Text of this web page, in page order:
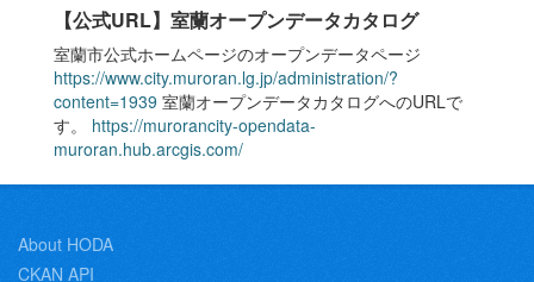
【公式URL】室蘭オープンデータカタログ
室蘭市公式ホームページのオープンデータページ
https://www.city.muroran.lg.jp/administration/?
content=1939 室蘭オープンデータカタログへのURLで
す。 https://murorancity-opendata-
muroran.hub.arcgis.com/
About HODA
CKAN API